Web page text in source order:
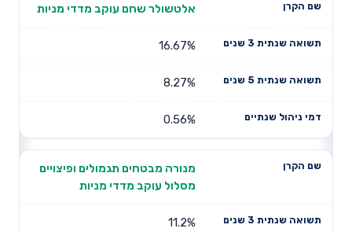
אלטשולר שחם עוקב מדדי מניות
16.67%
8.27%
0.56%
מנורה מבטחים תגמולים ופיצויים
מסלול עוקב מדדי מניות
11.2%